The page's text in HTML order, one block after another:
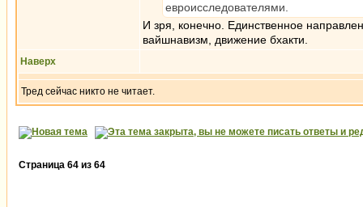
евроисследователями.
И зря, конечно. Единственное
вайшнавизм, движение бхакти.
Наверх
Тред сейчас никто не читает.
Страница 64 из 64